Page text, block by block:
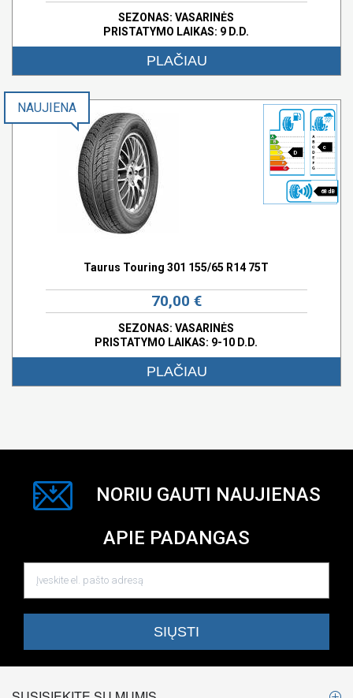
SEZONAS: VASARINĖS
PRISTATYMO LAIKAS: 9 D.D.
PLAČIAU
D
c
68 dB
NAUJIENA
Taurus Touring 301 155/65 R14 75T
70,00 €
SEZONAS: VASARINĖS
PRISTATYMO LAIKAS: 9-10 D.D.
PLAČIAU
NORIU GAUTI NAUJIENAS
APIE PADANGAS